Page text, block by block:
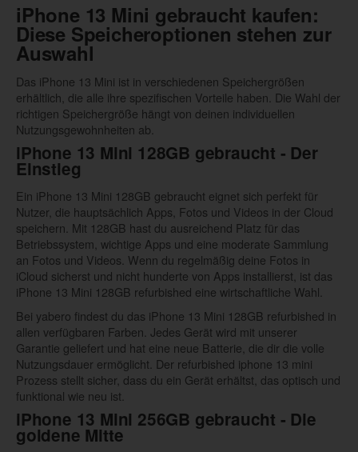
iPhone 13 Mini gebraucht kaufen:
Diese Speicheroptionen stehen zur
Auswahl
Das iPhone 13 Mini ist in verschiedenen Speichergrößen
erhältlich, die alle ihre spezifischen Vorteile haben. Die Wahl der
richtigen Speichergröße hängt von deinen individuellen
Nutzungsgewohnheiten ab.
iPhone 13 Mini 128GB gebraucht - Der
Einstieg
Ein iPhone 13 Mini 128GB gebraucht eignet sich perfekt für
Nutzer, die hauptsächlich Apps, Fotos und Videos in der Cloud
speichern. Mit 128GB hast du ausreichend Platz für das
Betriebssystem, wichtige Apps und eine moderate Sammlung
an Fotos und Videos. Wenn du regelmäßig deine Fotos in
iCloud sicherst und nicht hunderte von Apps installierst, ist das
iPhone 13 Mini 128GB refurbished eine wirtschaftliche Wahl.
Bei yabero findest du das iPhone 13 Mini 128GB refurbished in
allen verfügbaren Farben. Jedes Gerät wird mit unserer
Garantie geliefert und hat eine neue Batterie, die dir die volle
Nutzungsdauer ermöglicht. Der refurbished iphone 13 mini
Prozess stellt sicher, dass du ein Gerät erhältst, das optisch und
funktional wie neu ist.
iPhone 13 Mini 256GB gebraucht - Die
goldene Mitte